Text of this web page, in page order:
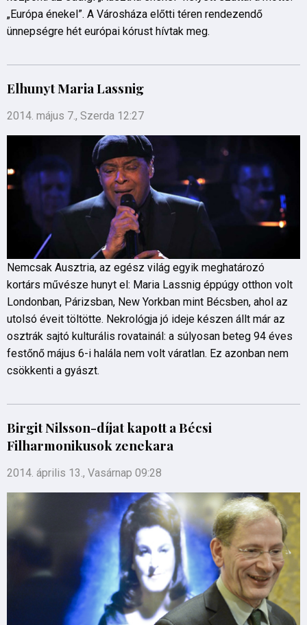
„Európa énekel”. A Városháza előtti téren rendezendő
ünnepségre hét európai kórust hívtak meg.
Elhunyt Maria Lassnig
2014. május 7., Szerda 12:27
Nemcsak Ausztria, az egész világ egyik meghatározó
kortárs művésze hunyt el: Maria Lassnig éppúgy otthon volt
Londonban, Párizsban, New Yorkban mint Bécsben, ahol az
utolsó éveit töltötte. Nekrológja jó ideje készen állt már az
osztrák sajtó kulturális rovatainál: a súlyosan beteg 94 éves
festőnő május 6-i halála nem volt váratlan. Ez azonban nem
csökkenti a gyászt.
Birgit Nilsson-díjat kapott a Bécsi
Filharmonikusok zenekara
2014. április 13., Vasárnap 09:28